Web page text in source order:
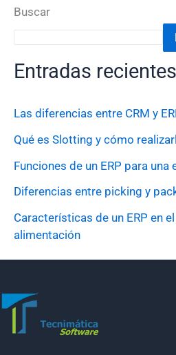
Buscar
Entradas recientes
Las diferencias entre CRM y
Qué es Slotting y cómo
Funciones de un ERP para una
Diferencias entre picking y
Características de un ERP en
alimentación